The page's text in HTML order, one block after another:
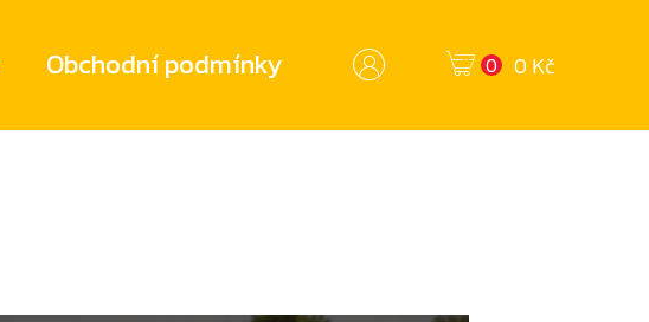
Obchodní podmínky 0 0 Kč